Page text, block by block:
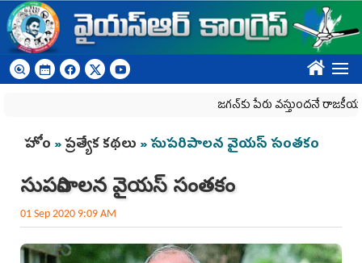
Skip to main content
????
జగన్‌కు పేరు వస్తుందనే రాజకీయ కక్షతో
You are here
హోం »ప్రత్యేక కథలు » సుపరిపాలన వైయ‌స్‌ సంతకం
సుపరిపాలన వైయ‌స్‌ సంతకం
01 Sep 2020 9:09 AM